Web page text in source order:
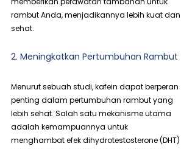
rambut Anda, menjadikannya lebih kuat dan
sehat.
2. Meningkatkan Pertumbuhan Rambut
Menurut sebuah studi, kafein dapat berperan
penting dalam pertumbuhan rambut yang
lebih sehat. Salah satu mekanisme utama
adalah kemampuannya untuk
menghambat efek dihydrotestosterone (DHT)